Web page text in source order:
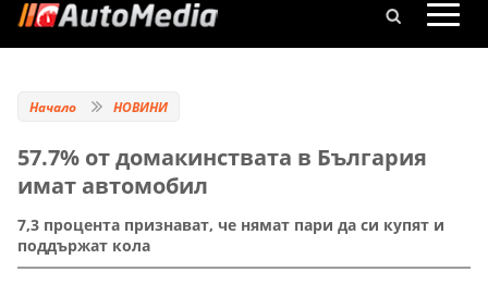
Начало НОВИНИ
57.7% от домакинствата в България
имат автомобил
7,3 процента признават, че нямат пари да си купят и
поддържат кола